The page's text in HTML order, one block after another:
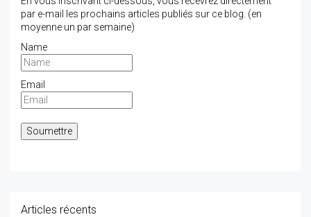
par e-mail les prochains articles publiés sur ce blog. (en
moyenne un par semaine)
Name
Email
Articles récents